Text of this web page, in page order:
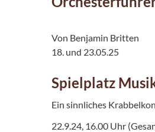
Von Benjamin Britten
18. und 23.05.25
Spielplatz
Ein sinnliches
22.9.24, 16.00 Uhr